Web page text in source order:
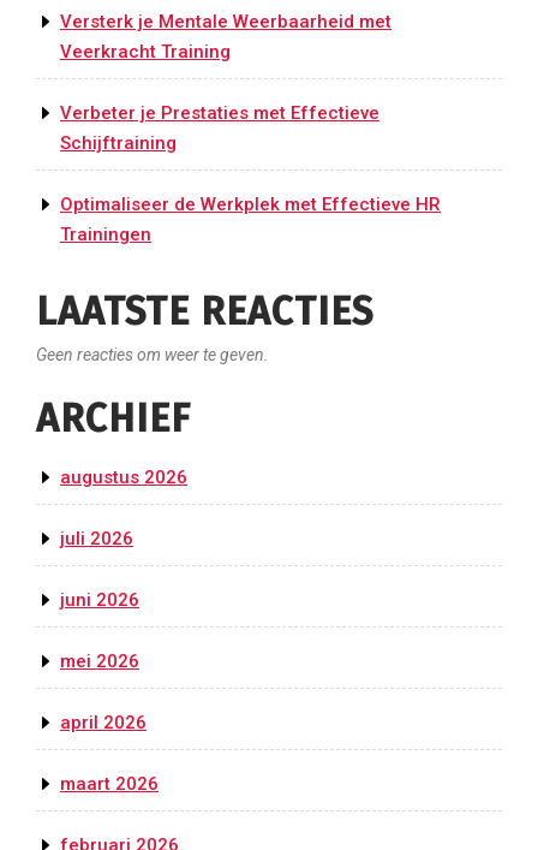
Versterk je Mentale Weerbaarheid met
Veerkracht Training
Verbeter je Prestaties met Effectieve
Schijftraining
Optimaliseer de Werkplek met Effectieve HR
Trainingen
LAATSTE REACTIES
Geen reacties om weer te geven.
ARCHIEF
augustus 2026
juli 2026
juni 2026
mei 2026
april 2026
maart 2026
februari 2026